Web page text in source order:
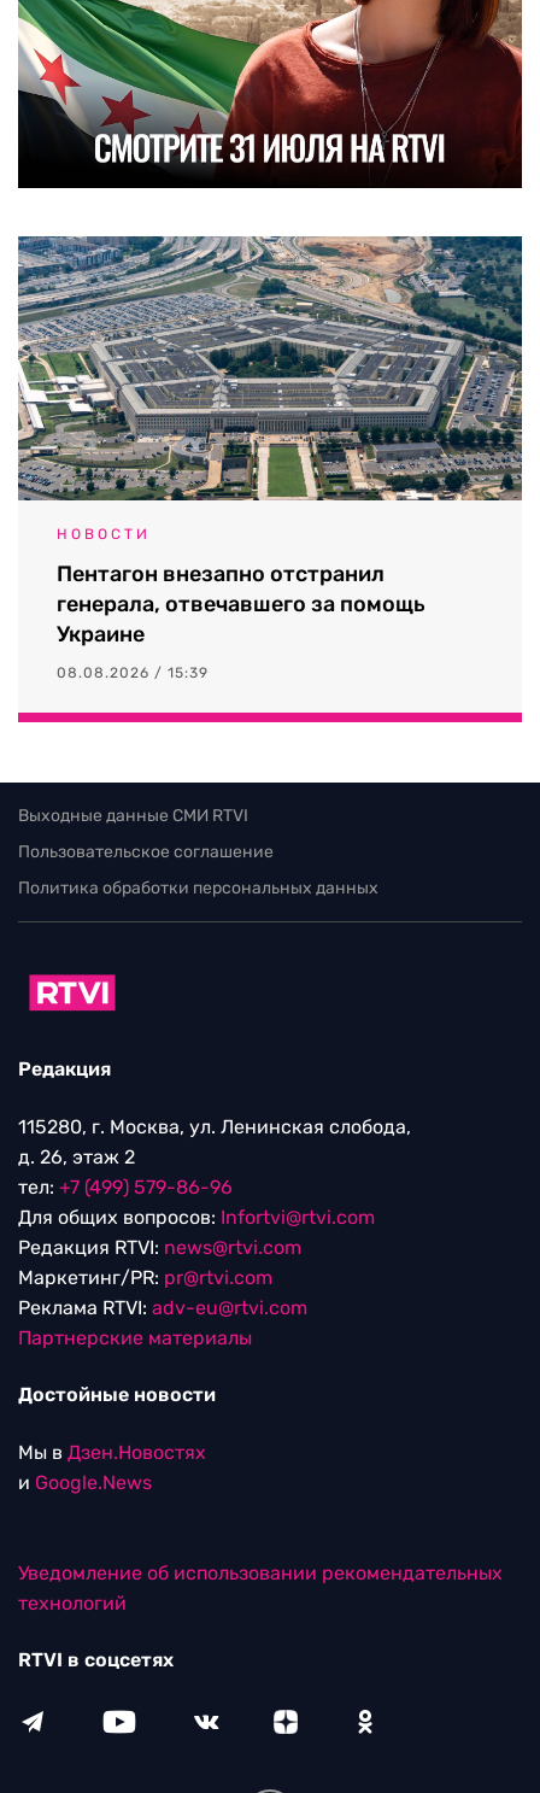
НОВОСТИ
Пентагон внезапно отстранил
генерала, отвечавшего за помощь
Украине
08.08.2026 / 15:39
Выходные данные СМИ RTVI
Пользовательское соглашение
Политика обработки персональных данных
Редакция
115280, г. Москва, ул. Ленинская слобода,
д. 26, этаж 2
тел: +7 (499) 579-86-96
Для общих вопросов: Infortvi@rtvi.com
Редакция RTVI: news@rtvi.com
Маркетинг/PR: pr@rtvi.com
Реклама RTVI: adv-eu@rtvi.com
Партнерские материалы
Достойные новости
Мы в Дзен.Новостях
и Google.News
Уведомление об использовании рекомендательных
технологий
RTVI в соцсетях